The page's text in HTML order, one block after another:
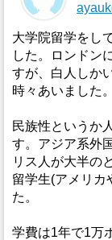
大学院留学をし
した。ロンドン
すが、白人しか
時々あいました。
民族性というか
す。アジア系外
リス人が大半の
留学生(アメリカ
た。
学費は1年で1万